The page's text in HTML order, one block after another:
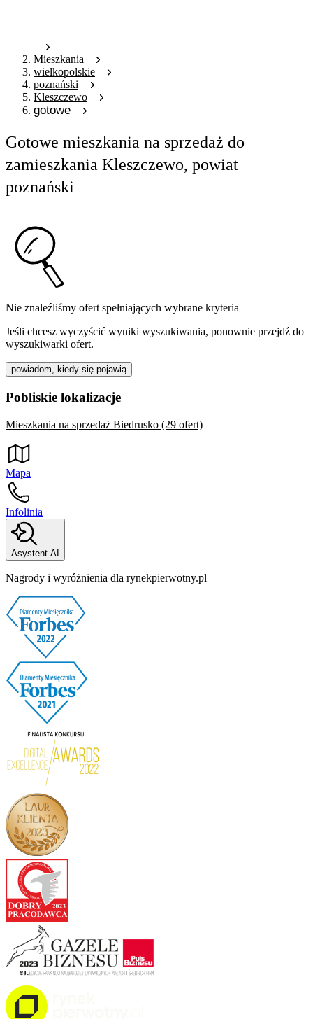
Mieszkania
wielkopolskie
poznański
Kleszczewo
gotowe
Gotowe mieszkania na sprzedaż do
zamieszkania Kleszczewo, powiat
poznański
Nie znaleźliśmy ofert spełniających wybrane kryteria
Jeśli chcesz wyczyścić wyniki wyszukiwania, ponownie przejdź do
wyszukiwarki ofert.
powiadom, kiedy się pojawią
Pobliskie lokalizacje
Mieszkania na sprzedaż Biedrusko (29 ofert)
Mapa
Infolinia
Asystent AI
Nagrody i wyróżnienia dla rynekpierwotny.pl